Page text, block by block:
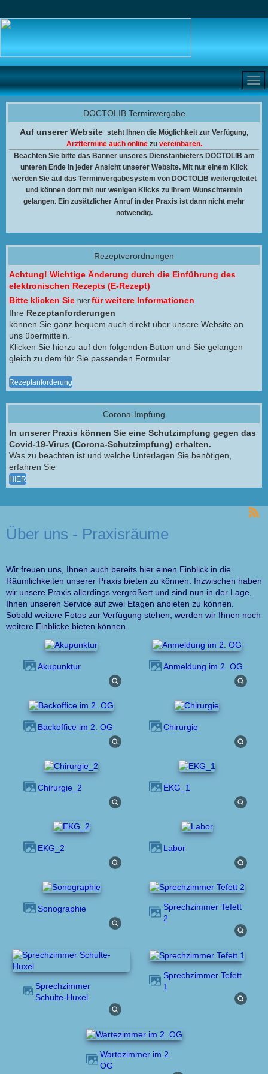
DOCTOLIB Terminvergabe
Auf unserer Website steht Ihnen die Möglichkeit zur Verfügung,
Arzttermine auch onlinezu vereinbaren.
Beachten Sie bitte das Banner unseres Dienstanbieters DOCTOLIB am
unteren Ende in jeder Ansicht unserer Website. Mit nur einem Klick
werden Sie auf das Terminvergabesystem von DOCTOLIB weitergeleitet
und können dort mit nur wenigen Klicks zu Ihrem Wunschtermin
gelangen. Ein zusätzlicher Anruf in der Praxis ist dann nicht mehr
notwendig.
Rezeptverordnungen
Achtung! Wichtige Änderung durch die Einführung des
elektronischen Rezepts (E-Rezept)
Bitte klicken Sie hier für weitere Informationen
Ihre Rezeptanforderungen
können Sie ganz bequem auch direkt über unsere Website an
uns übermitteln.
Klicken Sie hierzu auf den folgenden Button und Sie gelangen
gleich zu dem für Sie passenden Formular.
Rezeptanforderung
Corona-Impfung
In unserer Praxis können Sie eine Schutzimpfung gegen das
Covid-19-Virus (Corona-Schutzimpfung) erhalten.
Was zu beachten ist und welche Unterlagen Sie benötigen,
erfahren Sie
HIER
Über uns - Praxisräume
Wir freuen uns, Ihnen auch bereits hier einen Einblick in die
Räumlichkeiten unserer Praxis bieten zu können. Inzwischen haben
wir unsere Praxis allerdings vergrößert und sind nun in der Lage,
Ihnen unseren Service auf zwei Etagen anbieten zu können.
Sobald weitere Fotos zur Verfügung stehen, werden wir Ihnen noch
weitere Einblicke bieten können.
Akupunktur Anmeldung im 2. OG
Backoffice im 2. OG Chirurgie
Chirurgie_2 EKG_1
EKG_2 Labor
Sonographie
Sprechzimmer Tefett
2
Sprechzimmer
Schulte-Huxel
Sprechzimmer Tefett
1
Wartezimmer im 2.
OG